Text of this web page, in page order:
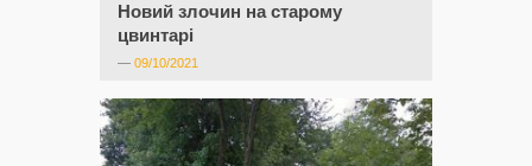
Новий злочин на старому
цвинтарі
— 09/10/2021